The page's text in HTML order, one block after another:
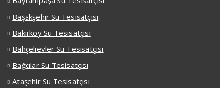
Başakşehir Su Tesisatçısı
Bakırköy Su Tesisatçısı
Bahçelievler Su Tesisatçısı
Bağcılar Su Tesisatçısı
Ataşehir Su Tesisatçısı